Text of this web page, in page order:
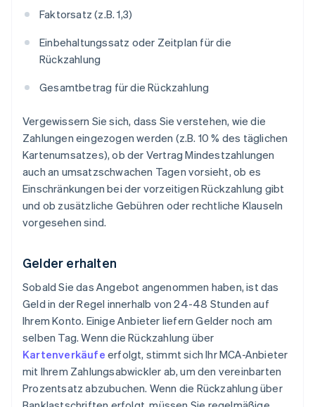
Faktorsatz (z.B. 1,3)
Einbehaltungssatz oder Zeitplan für die
Rückzahlung
Gesamtbetrag für die Rückzahlung
Vergewissern Sie sich, dass Sie verstehen, wie die
Zahlungen eingezogen werden (z.B. 10 % des täglichen
Kartenumsatzes), ob der Vertrag Mindestzahlungen
auch an umsatzschwachen Tagen vorsieht, ob es
Einschränkungen bei der vorzeitigen Rückzahlung gibt
und ob zusätzliche Gebühren oder rechtliche Klauseln
vorgesehen sind.
Gelder erhalten
Sobald Sie das Angebot angenommen haben, ist das
Geld in der Regel innerhalb von 24-48 Stunden auf
Ihrem Konto. Einige Anbieter liefern Gelder noch am
selben Tag. Wenn die Rückzahlung über
Kartenverkäufe erfolgt, stimmt sich Ihr MCA-Anbieter
mit Ihrem Zahlungsabwickler ab, um den vereinbarten
Prozentsatz abzubuchen. Wenn die Rückzahlung über